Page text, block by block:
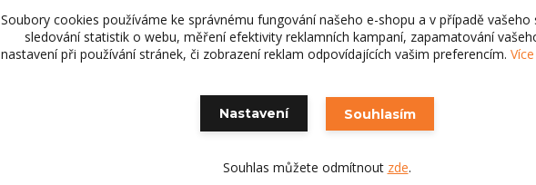
Copyright © 2021 Cajk servis Profortel
Soubory cookies používáme ke správnému fungování našeho e-shopu a v případě vašeho
sledování statistik o webu, měření efektivity reklamních kampaní, zapamatování
nastavení při používání stránek, či zobrazení reklam odpovídajících vašim preferencím.
Nastavení Souhlasím
Souhlas můžete odmítnout zde.